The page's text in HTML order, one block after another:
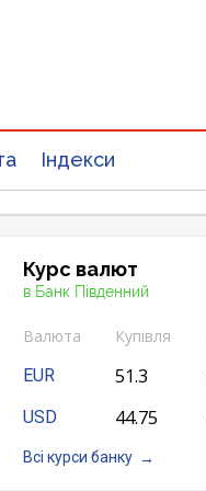
Індекси
Курс валют
в Банк Південний
Валюта Купівля
EUR
51.3
USD 44.75
Всі курси банку